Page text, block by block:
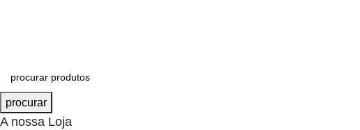
procurar
A nossa Loja